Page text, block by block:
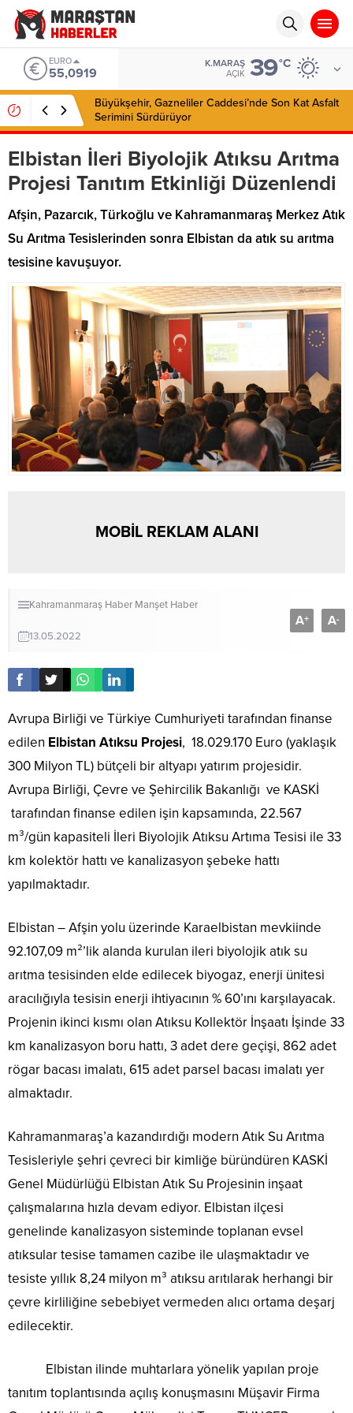
EURO
55,0919
K.MARAŞ
AÇIK 39°C
Büyükşehir, Gazneliler Caddesi’nde Son Kat Asfalt
Serimini Sürdürüyor
Elbistan İleri Biyolojik Atıksu Arıtma
Projesi Tanıtım Etkinliği Düzenlendi
Afşin, Pazarcık, Türkoğlu ve Kahramanmaraş Merkez Atık
Su Arıtma Tesislerinden sonra Elbistan da atık su arıtma
tesisine kavuşuyor.
MOBİL REKLAM ALANI
Kahramanmaraş Haber Manşet Haber
13.05.2022
A+ A-
Avrupa Birliği ve Türkiye Cumhuriyeti tarafından finanse
edilen Elbistan Atıksu Projesi, 18.029.170 Euro (yaklaşık
300 Milyon TL) bütçeli bir altyapı yatırım projesidir.
Avrupa Birliği, Çevre ve Şehircilik Bakanlığı ve KASKİ
tarafından finanse edilen işin kapsamında, 22.567
m³/gün kapasiteli İleri Biyolojik Atıksu Artıma Tesisi ile 33
km kolektör hattı ve kanalizasyon şebeke hattı
yapılmaktadır.
Elbistan – Afşin yolu üzerinde Karaelbistan mevkiinde
92.107,09 m²’lik alanda kurulan ileri biyolojik atık su
arıtma tesisinden elde edilecek biyogaz, enerji ünitesi
aracılığıyla tesisin enerji ihtiyacının % 60’ını karşılayacak.
Projenin ikinci kısmı olan Atıksu Kollektör İnşaatı İşinde 33
km kanalizasyon boru hattı, 3 adet dere geçişi, 862 adet
rögar bacası imalatı, 615 adet parsel bacası imalatı yer
almaktadır.
Kahramanmaraş’a kazandırdığı modern Atık Su Arıtma
Tesisleriyle şehri çevreci bir kimliğe büründüren KASKİ
Genel Müdürlüğü Elbistan Atık Su Projesinin inşaat
çalışmalarına hızla devam ediyor. Elbistan ilçesi
genelinde kanalizasyon sisteminde toplanan evsel
atıksular tesise tamamen cazibe ile ulaşmaktadır ve
tesiste yıllık 8,24 milyon m³ atıksu arıtılarak herhangi bir
çevre kirliliğine sebebiyet vermeden alıcı ortama deşarj
edilecektir.
Elbistan ilinde muhtarlara yönelik yapılan proje
tanıtım toplantısında açılış konuşmasını Müşavir Firma